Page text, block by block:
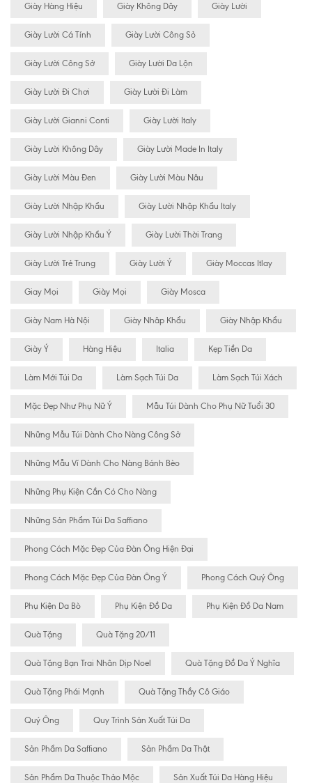
Giày Hàng Hiệu Giày Không Dây Giày Lười
Giày Lười Cá Tính Giày Lười Công Sỏ
Giày Lười Công Sở Giày Lười Da Lộn
Giày Lười Đi Chơi Giày Lười Đi Làm
Giày Lười Gianni Conti Giày Lười Italy
Giày Lười Không Dây Giày Lười Made In Italy
Giày Lười Màu Đen Giày Lười Màu Nâu
Giày Lười Nhập Khẩu Giày Lười Nhập Khẩu Italy
Giày Lười Nhập Khẩu Ý Giày Lười Thời Trang
Giày Lười Trẻ Trung Giày Lười Ý Giày Moccas Itlay
Giay Mọi Giày Mọi Giày Mosca
Giày Nam Hà Nội Giày Nhâp Khẩu Giày Nhập Khẩu
Giày Ý Hàng Hiệu Italia Kẹp Tiền Da
Làm Mới Túi Da Làm Sạch Túi Da Làm Sạch Túi Xách
Mặc Đẹp Như Phụ Nữ Ý Mẫu Túi Dành Cho Phụ Nữ Tuổi 30
Những Mẫu Túi Dành Cho Nàng Công Sở
Những Mẫu Ví Dành Cho Nàng Bánh Bèo
Những Phụ Kiện Cần Có Cho Nàng
Những Sản Phẩm Túi Da Saffiano
Phong Cách Mặc Đẹp Của Đàn Ông Hiện Đại
Phong Cách Mặc Đẹp Của Đàn Ông Ý Phong Cách Quý Ông
Phụ Kiện Da Bò Phụ Kiện Đồ Da Phụ Kiện Đồ Da Nam
Quà Tặng Quà Tặng 20/11
Quà Tặng Bạn Trai Nhân Dịp Noel Quà Tặng Đồ Da Ý Nghĩa
Quà Tặng Phái Mạnh Quà Tặng Thầy Cô Giáo
Quý Ông Quy Trình Sản Xuất Túi Da
Sản Phẩm Da Saffiano Sản Phẩm Da Thật
Sản Phẩm Da Thuộc Thảo Mộc Sản Xuất Túi Da Hàng Hiệu